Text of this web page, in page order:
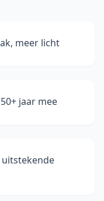
meer licht
jaar mee